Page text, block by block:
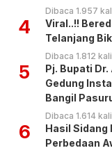
Dibaca 1.957
4
Viral..!!
Telanjang
Dibaca 1.812 kali
5
Pj. Bupati
Gedung
Bangil
Dibaca 1.614 kali
6
Hasil Sidang
Perbedaan